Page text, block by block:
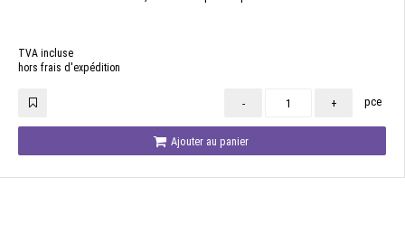
TVA incluse
hors frais d'expédition
- + pce
Ajouter au panier